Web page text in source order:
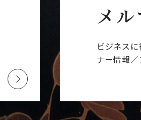
メ
ビジネス
ナー情報